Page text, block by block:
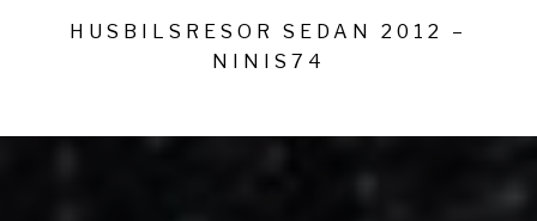
HUSBILSRESOR SEDAN 2012 –
NINIS74